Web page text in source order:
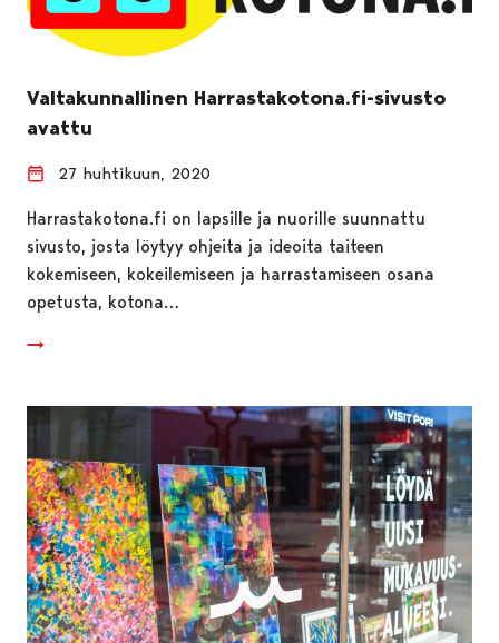
Valtakunnallinen Harrastakotona.fi-sivusto
avattu
27 huhtikuun, 2020
Harrastakotona.fi on lapsille ja nuorille suunnattu
sivusto, josta löytyy ohjeita ja ideoita taiteen
kokemiseen, kokeilemiseen ja harrastamiseen osana
opetusta, kotona…